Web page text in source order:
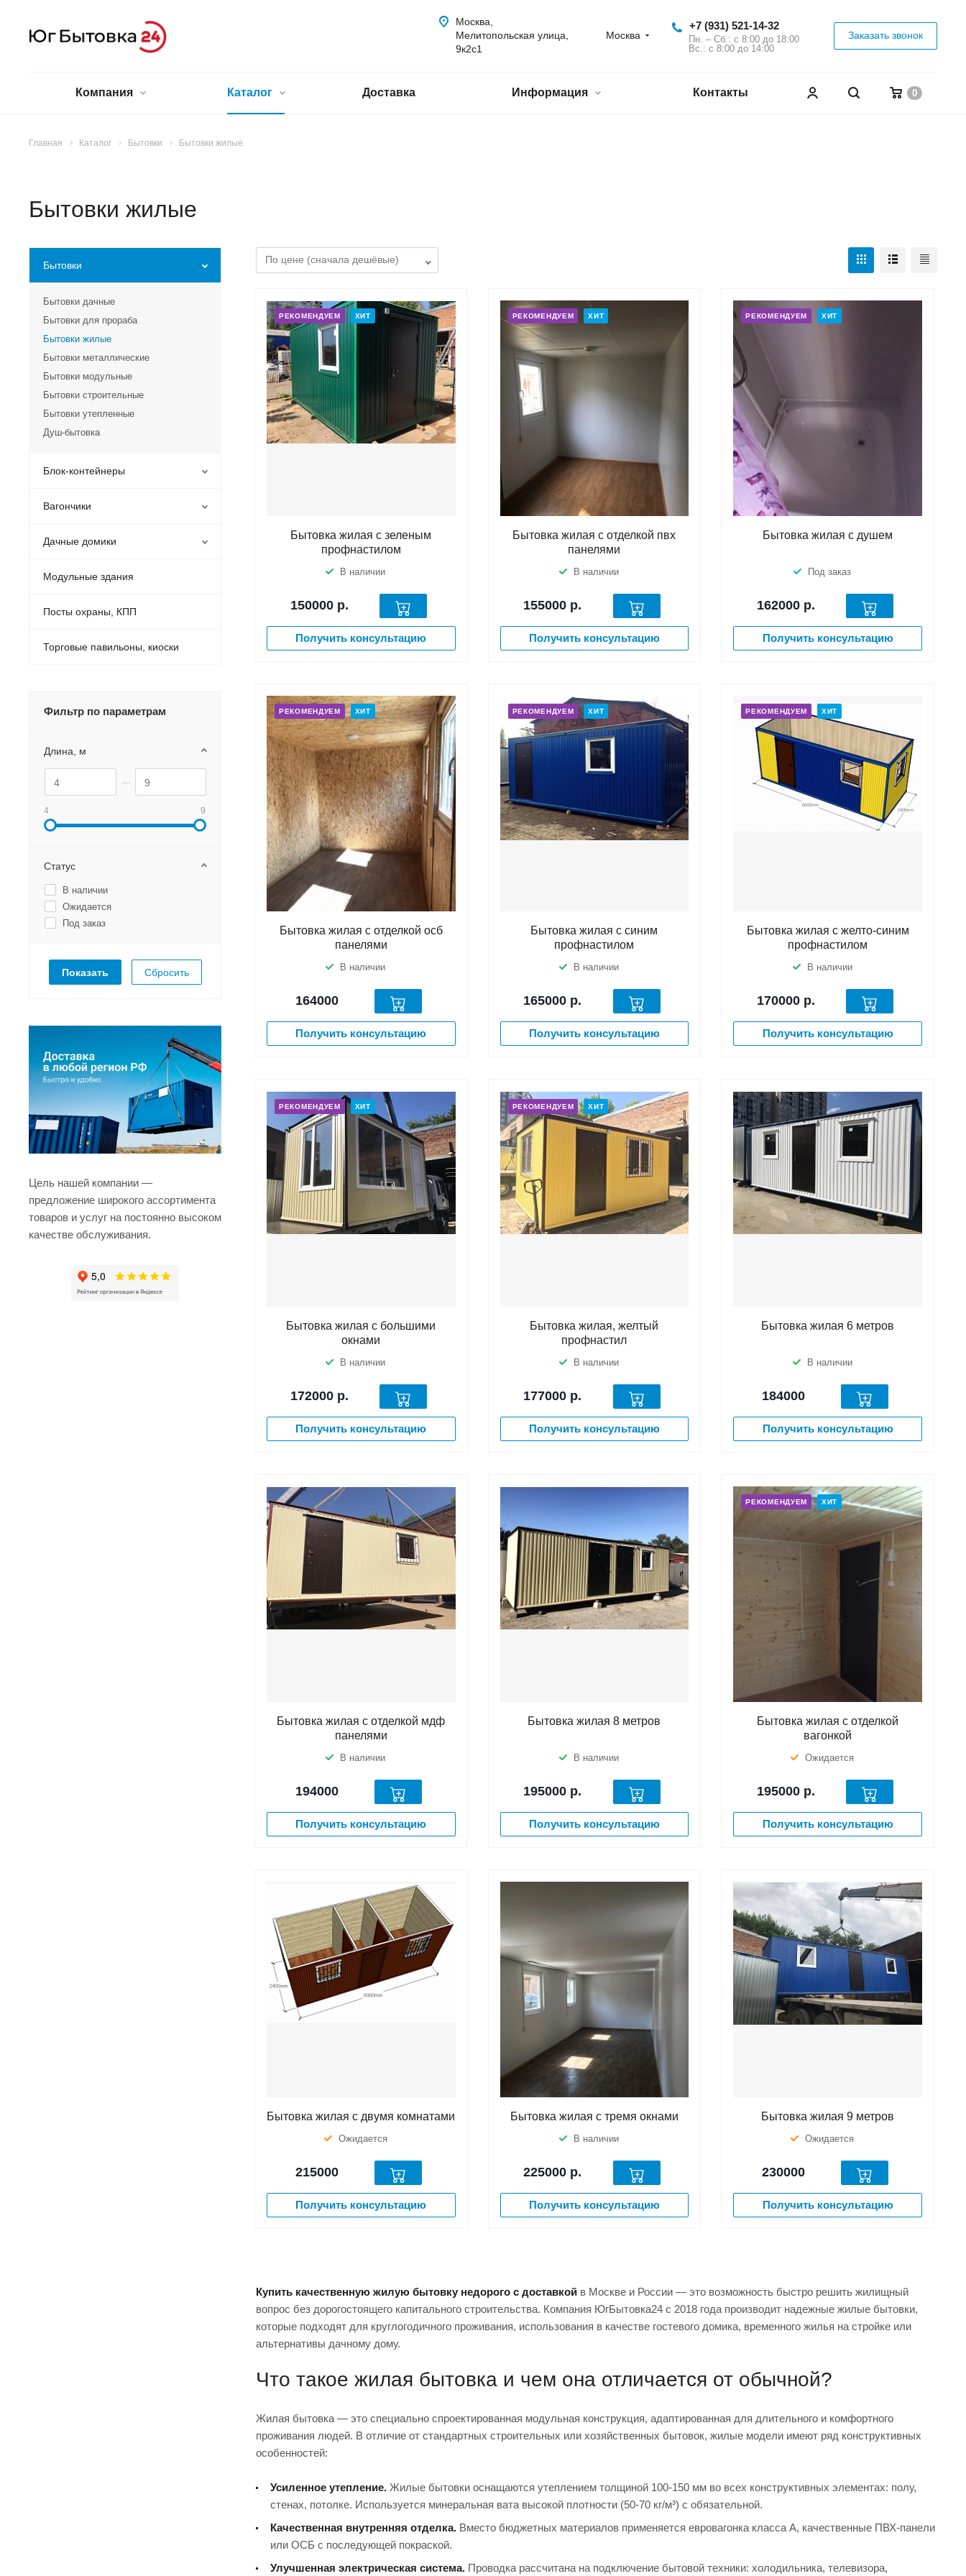
Москва
+7 (931) 521-14-32
Пн. – Сб.: с 8:00 до 18:00
Вс.: с 8:00 до 14:00
Заказать звонок
Москва,
Мелитопольская улица,
9к2с1
0
Компания Каталог Доставка Информация Контакты
Главная Каталог Бытовки Бытовки жилые
Бытовки жилые
РЕКОМЕНДУЕМ ХИТ
Бытовка жилая с зеленым
профнастилом
В наличии
150000 р.
Получить консультацию
РЕКОМЕНДУЕМ ХИТ
Бытовка жилая с отделкой пвх
панелями
В наличии
155000 р.
Получить консультацию
РЕКОМЕНДУЕМ ХИТ
Бытовка жилая с душем
Под заказ
162000 р.
Получить консультацию
РЕКОМЕНДУЕМ ХИТ
Бытовка жилая с отделкой осб
панелями
В наличии
164000
Получить консультацию
РЕКОМЕНДУЕМ ХИТ
Бытовка жилая с синим
профнастилом
В наличии
165000 р.
Получить консультацию
РЕКОМЕНДУЕМ ХИТ
Бытовка жилая с желто-синим
профнастилом
В наличии
170000 р.
Получить консультацию
РЕКОМЕНДУЕМ ХИТ
Бытовка жилая с большими
окнами
В наличии
172000 р.
Получить консультацию
РЕКОМЕНДУЕМ ХИТ
Бытовка жилая, желтый
профнастил
В наличии
177000 р.
Получить консультацию
Бытовка жилая 6 метров
В наличии
184000
Получить консультацию
Бытовка жилая с отделкой мдф
панелями
В наличии
194000
Получить консультацию
Бытовка жилая 8 метров
В наличии
195000 р.
Получить консультацию
РЕКОМЕНДУЕМ ХИТ
Бытовка жилая с отделкой
вагонкой
Ожидается
195000 р.
Получить консультацию
Бытовка жилая с двумя комнатами
Ожидается
215000
Получить консультацию
Бытовка жилая с тремя окнами
В наличии
225000 р.
Получить консультацию
Бытовка жилая 9 метров
Ожидается
230000
Получить консультацию
Купить качественную жилую бытовку недорого с доставкой в Москве и России — это возможность быстро решить жилищный
вопрос без дорогостоящего капитального строительства. Компания ЮгБытовка24 с 2018 года производит надежные жилые бытовки,
которые подходят для круглогодичного проживания, использования в качестве гостевого домика, временного жилья на стройке или
альтернативы дачному дому.
Что такое жилая бытовка и чем она отличается от обычной?
Жилая бытовка — это специально спроектированная модульная конструкция, адаптированная для длительного и комфортного
проживания людей. В отличие от стандартных строительных или хозяйственных бытовок, жилые модели имеют ряд конструктивных
особенностей:
Усиленное утепление. Жилые бытовки оснащаются утеплением толщиной 100-150 мм во всех конструктивных элементах: полу,
стенах, потолке. Используется минеральная вата высокой плотности (50-70 кг/м³) с обязательной.
Качественная внутренняя отделка. Вместо бюджетных материалов применяется евровагонка класса А, качественные ПВХ-панели
или ОСБ с последующей покраской.
Улучшенная электрическая система. Проводка рассчитана на подключение бытовой техники: холодильника, телевизора,
Бытовки
Бытовки дачные
Бытовки для прораба
Бытовки жилые
Бытовки металлические
Бытовки модульные
Бытовки строительные
Бытовки утепленные
Душ-бытовка
Блок-контейнеры
Вагончики
Дачные домики
Модульные здания
Посты охраны, КПП
Торговые павильоны, киоски
Фильтр по параметрам
Длина, м
4 9
Статус
В наличии
Ожидается
Под заказ
Сбросить
Цель нашей компании —
предложение широкого ассортимента
товаров и услуг на постоянно высоком
качестве обслуживания.